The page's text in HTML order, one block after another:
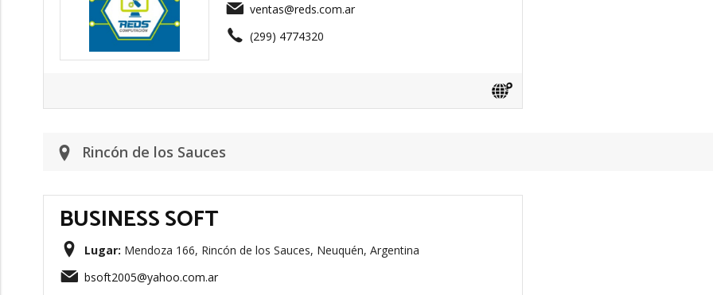
ventas@reds.com.ar
(299) 4774320
Rincón de los Sauces
BUSINESS SOFT
Lugar: Mendoza 166, Rincón de los Sauces, Neuquén, Argentina
bsoft2005@yahoo.com.ar